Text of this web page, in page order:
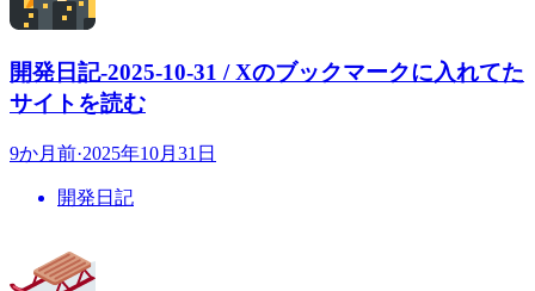
開発日記-2025-10-31 / Xのブックマークに入れてた
サイトを読む
9か月前·2025年10月31日
開発日記